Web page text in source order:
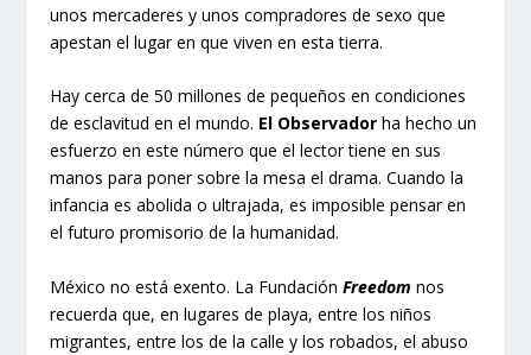
unos mercaderes y unos compradores de sexo que
apestan el lugar en que viven en esta tierra.
Hay cerca de 50 millones de pequeños en condiciones
de esclavitud en el mundo. El Observadorha hecho un
esfuerzo en este número que el lector tiene en sus
manos para poner sobre la mesa el drama. Cuando la
infancia es abolida o ultrajada, es imposible pensar en
el futuro promisorio de la humanidad.
México no está exento. La FundaciónFreedom nos
recuerda que, en lugares de playa, entre los niños
migrantes, entre los de la calle y los robados, el abuso